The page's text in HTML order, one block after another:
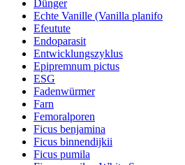
Dünger
Echte Vanille (Vanilla planifo
Efeutute
Endoparasit
Entwicklungszyklus
Epipremnum pictus
ESG
Fadenwürmer
Farn
Femoralporen
Ficus benjamina
Ficus binnendijkii
Ficus pumila